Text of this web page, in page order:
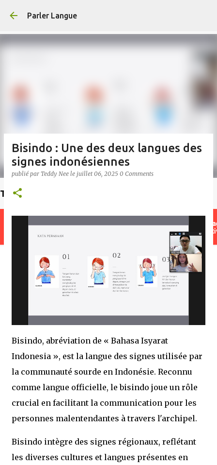
Parler Langue
Trouvez un enseignant
Bisindo : Une des deux langues des
signes indonésiennes
publié par Teddy Nee le juillet 06, 2025 0 Comments
Bisindo, abréviation de « Bahasa Isyarat
Indonesia », est la langue des signes utilisée par
la communauté sourde en Indonésie. Reconnu
comme langue officielle, le bisindo joue un rôle
crucial en facilitant la communication pour les
personnes malentendantes à travers l'archipel.
Bisindo intègre des signes régionaux, reflétant
les diverses cultures et langues présentes en